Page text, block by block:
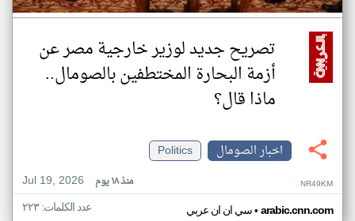
تصريح جديد لوزير خارجية مصر عن
أزمة البحارة المختطفين بالصومال..
ماذا قال؟
اخبار الصومال
Politics
Jul 19, 2026
منذ ١٨ يوم NR49KM
سي ان ان عربي• arabic.cnn.com عدد الكلمات: ٢٢٣